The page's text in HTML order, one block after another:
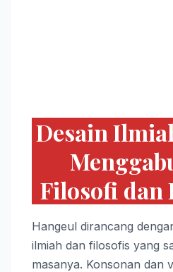
Desain
Filosofi
Hangeul dirancang
ilmiah dan filosofis yang
masanya. Konsonan dan